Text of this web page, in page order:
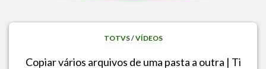
TOTVS/VÍDEOS
Copiar vários arquivos de uma pasta a outra | Ti